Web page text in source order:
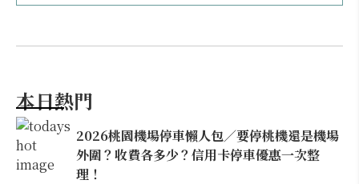
本日熱門
2026桃園機場停車懶人包／要停桃機還是機場
外圍？收費各多少？信用卡停車優惠一次整
理！